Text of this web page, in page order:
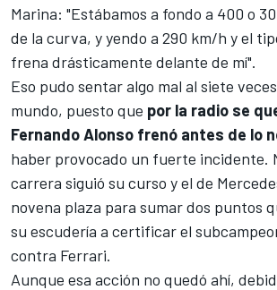
Marina: "Estábamos a fondo a 400 o
de la curva, y yendo a 290 km/h y el
frena drásticamente delante de mí".
Eso pudo sentar algo mal al siete
mundo, puesto que por la radio se
Fernando Alonso frenó antes de lo
haber provocado un fuerte incidente.
carrera siguió su curso y el de
novena plaza para sumar dos puntos
su escudería a certificar el
contra Ferrari.
Aunque esa acción no quedó ahí,